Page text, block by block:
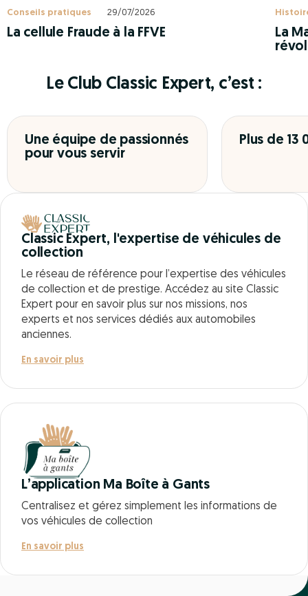
Conseils pratiques 29/07/2026
La cellule Fraude à la FFVE
La
Le Club Classic Expert, c’est :
Une équipe de passionnés
pour vous servir
Plus de 13
Classic Expert, l'expertise de véhicules de
collection
Le réseau de référence pour l’expertise des véhicules
de collection et de prestige. Accédez au site Classic
Expert pour en savoir plus sur nos missions, nos
experts et nos services dédiés aux automobiles
anciennes.
En savoir plus
L’application Ma Boîte à Gants
Centralisez et gérez simplement les informations de
vos véhicules de collection
En savoir plus